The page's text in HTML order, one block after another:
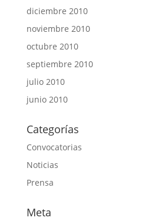
diciembre 2010
noviembre 2010
octubre 2010
septiembre 2010
julio 2010
junio 2010
Categorías
Convocatorias
Noticias
Prensa
Meta